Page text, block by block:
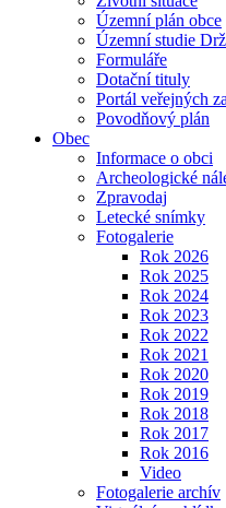
Územní plán obce
Územní studie
Formuláře
Dotační tituly
Portál veřejných
Povodňový plán
Obec
Informace o obci
Archeologické
Zpravodaj
Letecké snímky
Fotogalerie
Rok 2026
Rok 2025
Rok 2024
Rok 2023
Rok 2022
Rok 2021
Rok 2020
Rok 2019
Rok 2018
Rok 2017
Rok 2016
Video
Fotogalerie archív